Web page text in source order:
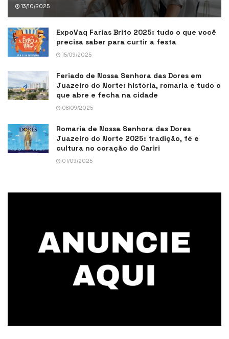
13/10/2025
ExpoVaq Farias Brito 2025: tudo o que você
precisa saber para curtir a festa
15/09/2025
Feriado de Nossa Senhora das Dores em
Juazeiro do Norte: história, romaria e tudo o
que abre e fecha na cidade
08/09/2025
Romaria de Nossa Senhora das Dores
Juazeiro do Norte 2025: tradição, fé e
cultura no coração do Cariri
01/09/2025